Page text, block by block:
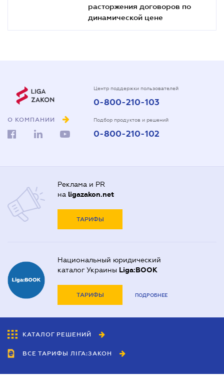
расторжения договоров по
динамической цене
О КОМПАНИИ
Центр поддержки пользователей
0-800-210-103
Подбор продуктов и решений
0-800-210-102
Реклама и PR
на ligazakon.net
ТАРИФЫ
Национальный юридический
каталог Украины Liga:BOOK
ТАРИФЫ ПОДРОБНЕЕ
КАТАЛОГ РЕШЕНИЙ
ВСЕ ТАРИФЫ ЛІГА:ЗАКОН